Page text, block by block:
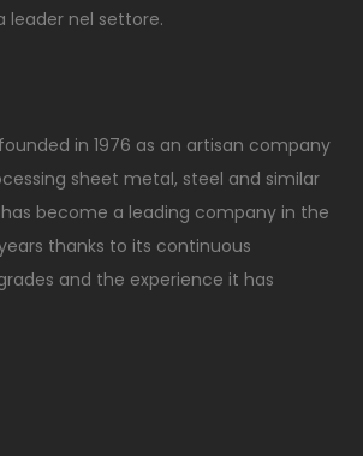
leader nel settore.
in 1976 as an artisan company
sheet metal, steel and similar
become a leading company in the
thanks to its continuous
and the experience it has